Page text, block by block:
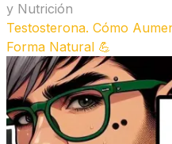
y Nutrición
Testosterona. Cómo
Forma Natural 💪